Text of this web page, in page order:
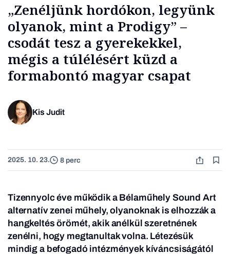
„Zenéljünk hordókon, legyünk
olyanok, mint a Prodigy” –
csodát tesz a gyerekekkel,
mégis a túlélésért küzd a
formabontó magyar csapat
Kis Judit
2025. 10. 23. 8 perc
Tizennyolc éve működik a Bélaműhely Sound Art
alternatív zenei műhely, olyanoknak is elhozzák a
hangkeltés örömét, akik anélkül szeretnének
zenélni, hogy megtanultak volna. Létezésük
mindig a befogadó intézmények kíváncsiságától